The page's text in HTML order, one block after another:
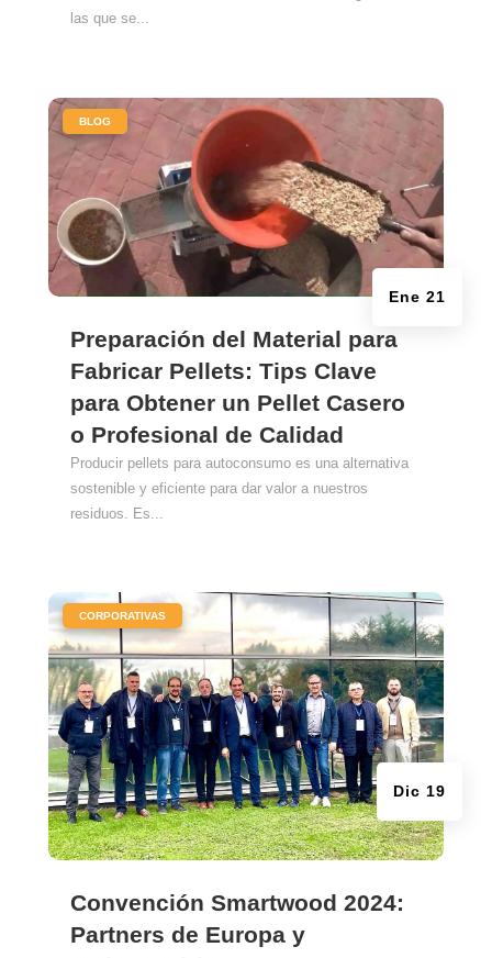
las que se...
Preparación del Material para
Fabricar Pellets: Tips Clave
para Obtener un Pellet Casero
o Profesional de Calidad
Ene 21
BLOG
Producir pellets para autoconsumo es una alternativa
sostenible y eficiente para dar valor a nuestros
residuos. Es...
Convención Smartwood 2024:
Partners de Europa y
Dic 19
CORPORATIVAS